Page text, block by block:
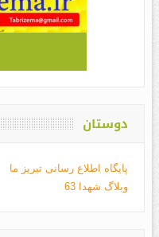
دوستان
پایگاه اطلاع رسانی تبریز ما
وبلاگ شهدا 63